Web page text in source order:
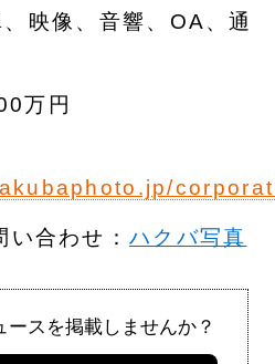
映像、音響、OA、通
万円
い合わせ：ハクバ写真
ースを掲載しませんか？